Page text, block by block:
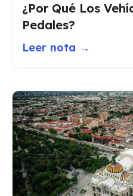
¿Por Qué Los
Pedales?
Leer nota →